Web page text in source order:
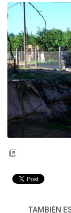
TAMBIÉN